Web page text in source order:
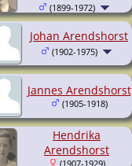
(1899-1972)
Johan Arendshorst
(1902-1975)
Jannes Arendshorst
(1905-1918)
Hendrika
Arendshorst
(1907-1929)